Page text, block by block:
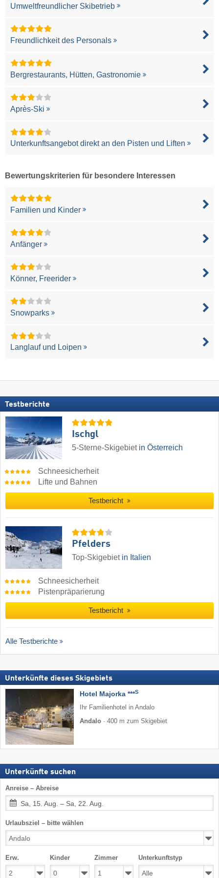
Umweltfreundlicher Skibetrieb
Freundlichkeit des Personals
Bergrestaurants, Hütten, Gastronomie
Après-Ski
Unterkunftsangebot direkt an den Pisten und Liften
Bewertungskriterien für besondere Interessen
Familien und Kinder
Anfänger
Könner, Freerider
Snowparks
Langlauf und Loipen
Testberichte
Ischgl
5-Sterne-Skigebiet in Österreich
Schneesicherheit
Lifte und Bahnen
Testbericht
Pfelders
Top-Skigebiet in Italien
Schneesicherheit
Pistenpräparierung
Testbericht
Alle Testberichte
Unterkünfte dieses Skigebiets
Hotel Majorka ***S
Ihr Familienhotel in Andalo
Andalo · 400 m zum Skigebiet
Unterkünfte suchen
Anreise – Abreise
Sa, 15. Aug. – Sa, 22. Aug.
Urlaubsziel – bitte wählen
Erw. Kinder Zimmer Unterkunftstyp